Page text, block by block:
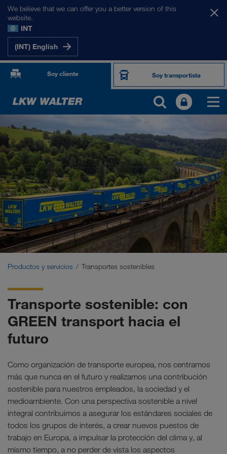
We believe that we can offer you a better version of this
website.
INT
(INT) English
Soy cliente Soy transportista
PRODUCTOS Y SERVICIOS
Transporte por carretera
Soluciones digitales
Tráfico intermodal
Transportes sostenibles
Soluciones para diferentes sectores
Productos y servicios Transportes sostenibles
Transporte sostenible: con
GREEN transport hacia el
futuro
Como organización de transporte europea, nos centramos
más que nunca en el futuro y realizamos una contribución
sostenible para nuestros empleados, la sociedad y el
medioambiente. Con una perspectiva sostenible a nivel
integral contribuimos a asegurar los estándares sociales de
todos los grupos de interés, a crear nuevos puestos de
trabajo en Europa, a impulsar la protección del clima y, al
mismo tiempo, a no perder de vista los aspectos